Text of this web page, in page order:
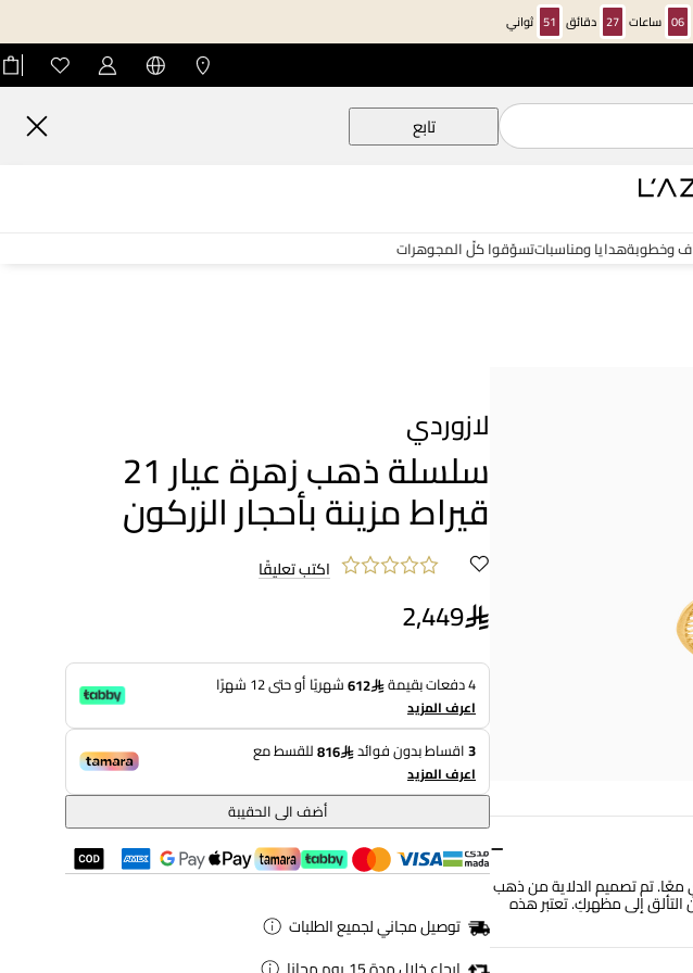
06 ساعات 27 دقائق 50 ثواني
تابع
وخطوبةهدايا ومناسباتتسوّقوا كلّ المجوهرات
−
معًا. تم تصميم الدلاية من ذهب
التألق إلى مظهركِ. تعتبر هذه
لازوردي
سلسلة ذهب زهرة عيار 21
قيراط مزينة بأحجار الزركون
اكتب تعليقًا
2,449
4 دفعات بقيمة 612شهريًا أو حتى 12 شهرًا
اعرف المزيد
3اقساط بدون فوائد 816للقسط مع
اعرف المزيد
أضف الى الحقيبة
توصيل مجاني لجميع الطلبات